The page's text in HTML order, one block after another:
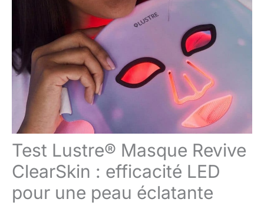
Test Lustre® Masque Revive
ClearSkin : efficacité LED
pour une peau éclatante